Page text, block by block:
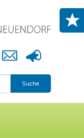
Kontakt Presse
Suche